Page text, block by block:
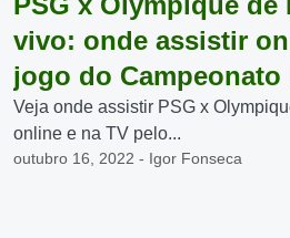
vivo: onde assistir
jogo do Campeonato
Veja onde assistir PSG x
online e na TV pelo...
outubro 16, 2022 - Igor Fonseca